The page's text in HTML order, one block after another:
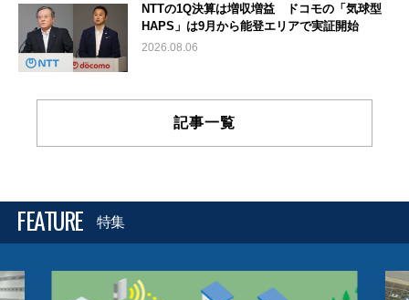
NTTの1Q決算は増収増益 ドコモの「気球型
HAPS」は9月から能登エリアで実証開始
2026.08.06
記事一覧
FEATURE 特集